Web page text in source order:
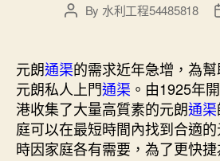
PostBy 水利工程54485818
元朗通渠的需求近年急增，為
元朗私人上門通渠 。由1925年
港收集了大量高質素的元朗通渠
庭可以在最短時間內找到合適
時因家庭各有需要，為了更快